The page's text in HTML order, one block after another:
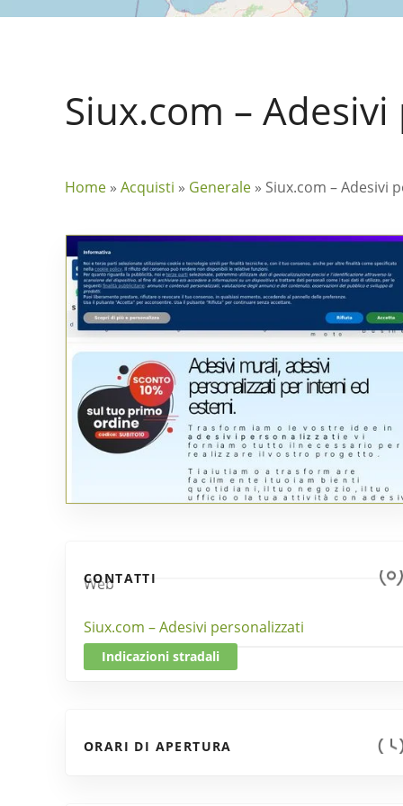
Siux.com –
Home » Acquisti » Generale » Siux.com – Adesivi
CONTATTI
Web
Siux.com – Adesivi personalizzati
Indicazioni stradali
ORARI DI APERTURA